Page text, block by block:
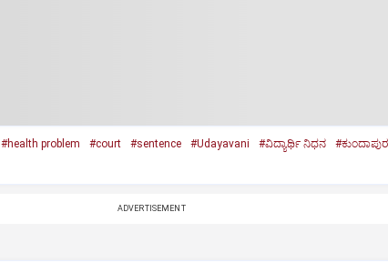
#health problem #court #sentence #Udayavani #ವಿದ್ಯಾರ್ಥಿ ನಿಧನ
#ಕುಂದಾಪುರ
ADVERTISEMENT